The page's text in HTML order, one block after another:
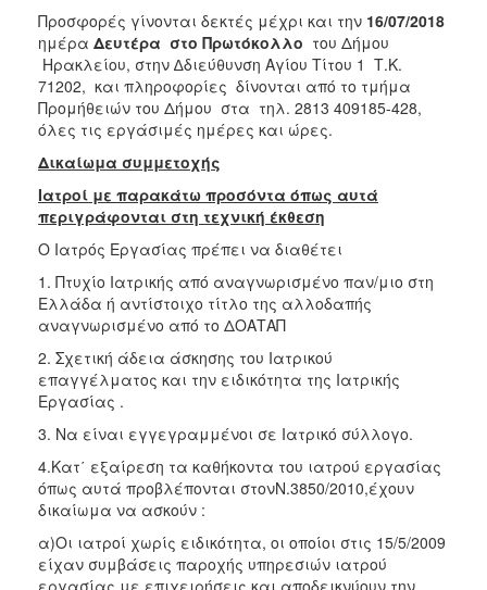
Προσφορές γίνονται δεκτές μέχρι και την 16/07/2018
ημέρα Δευτέρα στο Πρωτόκολλο του Δήμου
Ηρακλείου, στην ∆διεύθυνση Αγίου Τίτου 1 Τ.Κ.
71202, και πληροφορίες δίνονται από το τμήμα
Προμήθειών του Δήμου στα τηλ. 2813 409185-428,
όλες τις εργάσιμές ημέρες και ώρες.
Δικαίωμα συμμετοχής
Ιατροί με παρακάτω προσόντα όπως αυτά
περιγράφονται στη τεχνική έκθεση
Ο Ιατρός Εργασίας πρέπει να διαθέτει
1. Πτυχίο Ιατρικής από αναγνωρισμένο παν/μιο στη
Ελλάδα ή αντίστοιχο τίτλο της αλλοδαπής
αναγνωρισμένο από το ΔΟΑΤΑΠ
2. Σχετική άδεια άσκησης του Ιατρικού
επαγγέλματος και την ειδικότητα της Ιατρικής
Εργασίας .
3. Να είναι εγγεγραμμένοι σε Ιατρικό σύλλογο.
4.Κατ΄ εξαίρεση τα καθήκοντα του ιατρού εργασίας
όπως αυτά προβλέπονται στονΝ.3850/2010,έχουν
δικαίωμα να ασκούν :
α)Οι ιατροί χωρίς ειδικότητα, οι οποίοι στις 15/5/2009
είχαν συμβάσεις παροχής υπηρεσιών ιατρού
εργασίας με επιχειρήσεις και αποδεικνύουν την